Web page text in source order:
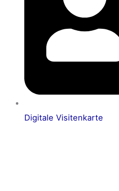
Digitale Visitenkarte